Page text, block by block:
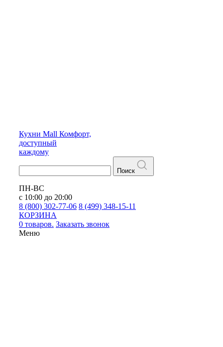
Кухни Mall Комфорт,
доступный
каждому
Поиск
ПН-ВС
с 10:00 до 20:00
8 (800) 302-77-06 8 (499) 348-15-11
КОРЗИНА
0 товаров. Заказать звонок
Меню